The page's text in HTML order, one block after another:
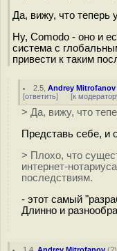
Да, вижу, что теперь
Ну, Comodo - оно и
система с
привести к таким
2.5 ,Andrey Mitrofanov
[ответить] [к
> Да, вижу, что
Представь себе, и
> Плохо, что
интернет-
последствиям.
- этот самый
Длинно и